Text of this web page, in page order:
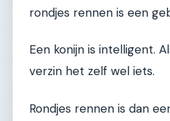
rondjes rennen is een
Een konijn is intelligent.
verzin het zelf wel iets.
Rondjes rennen is dan